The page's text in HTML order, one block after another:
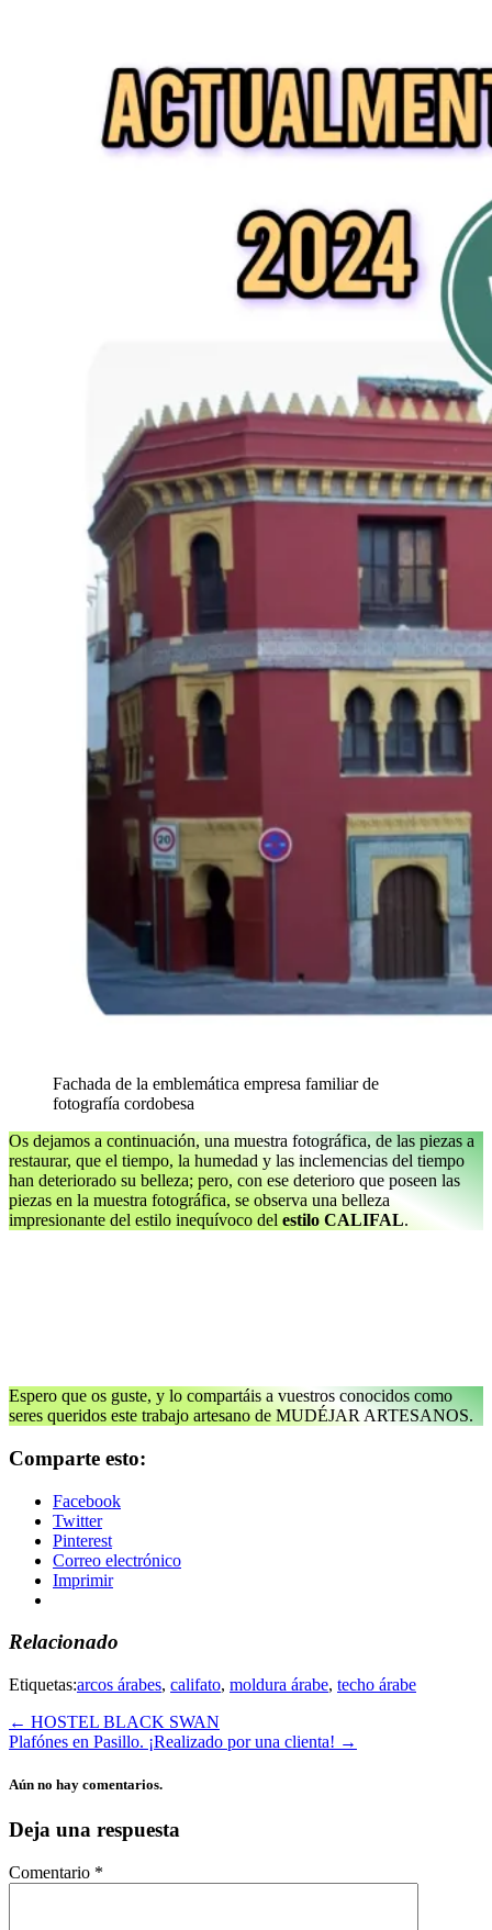
Fachada de la emblemática empresa familiar de
fotografía cordobesa
Os dejamos a continuación, una muestra fotográfica, de las piezas a
restaurar, que el tiempo, la humedad y las inclemencias del tiempo
han deteriorado su belleza; pero, con ese deterioro que poseen las
piezas en la muestra fotográfica, se observa una belleza
impresionante del estilo inequívoco del estilo CALIFAL.
Espero que os guste, y lo compartáis a vuestros conocidos como
seres queridos este trabajo artesano de MUDÉJAR ARTESANOS.
Comparte esto:
Facebook
Twitter
Pinterest
Correo electrónico
Imprimir
Relacionado
Etiquetas:arcos árabes, califato, moldura árabe, techo árabe
← HOSTEL BLACK SWAN
Plafónes en Pasillo. ¡Realizado por una clienta! →
Aún no hay comentarios.
Deja una respuesta
Comentario *